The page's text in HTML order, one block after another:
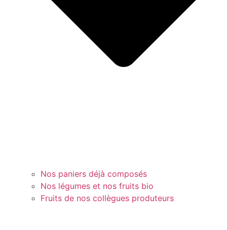
Nos paniers déjà composés
Nos légumes et nos fruits bio
Fruits de nos collègues produteurs